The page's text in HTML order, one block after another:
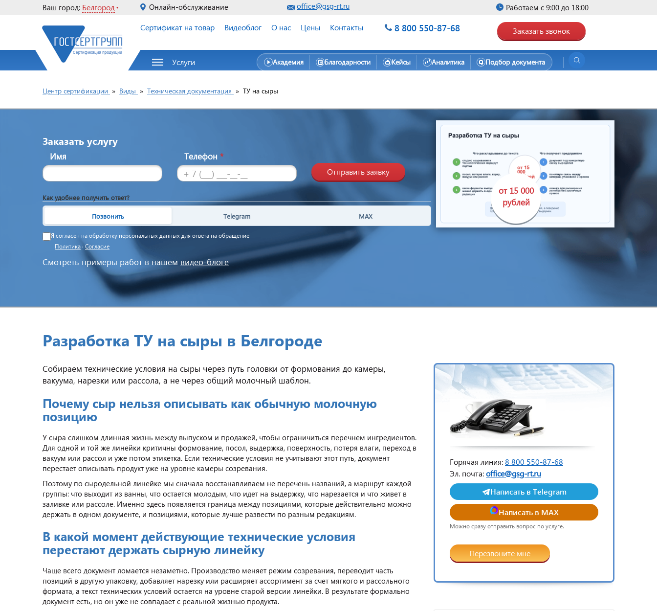
Ваш город: Белгород Онлайн-обслуживание office@gsg-rt.ru Работаем с 9:00 до 18:00
Сертификат на товар Видеоблог О нас Цены Контакты 8 800 550-87-68 Заказать звонок
Услуги Академия Благодарности Кейсы Аналитика Подбор документа
Центр сертификации » Виды » Техническая документация » ТУ на сыры
Заказать услугу
Имя Телефон *
Отправить заявку
Как удобнее получить ответ?
Позвонить Telegram MAX
Я согласен на обработку персональных данных для ответа на обращение
Политика ·Согласие
Смотреть примеры работ в нашем видео-блоге
от 15 000
рублей
Разработка ТУ на сыры в Белгороде
Собираем технические условия на сыры через путь головки от формования до камеры,
вакуума, нарезки или рассола, а не через общий молочный шаблон.
Почему сыр нельзя описывать как обычную молочную
позицию
У сыра слишком длинная жизнь между выпуском и продажей, чтобы ограничиться перечнем ингредиентов.
Для одной и той же линейки критичны формование, посол, выдержка, поверхность, потеря влаги, переход в
вакуум или рассол и уже потом этикетка. Если технические условия не учитывают этот путь, документ
перестает описывать продукт уже на уровне камеры созревания.
Поэтому по сыродельной линейке мы сначала восстанавливаем не перечень названий, а маршрут каждой
группы: что выходит из ванны, что остается молодым, что идет на выдержку, что нарезается и что живет в
заливке или рассоле. Именно здесь появляется граница между позициями, которые действительно можно
держать в одном документе, и позициями, которые лучше развести по разным редакциям.
В какой момент действующие технические условия
перестают держать сырную линейку
Чаще всего документ ломается незаметно. Производство меняет режим созревания, переводит часть
позиций в другую упаковку, добавляет нарезку или расширяет ассортимент за счет мягкого и рассольного
формата, а текст технических условий остается на уровне старой версии линейки. В результате формально
документ есть, но он уже не совпадает с реальной жизнью продукта.
Горячая линия:8 800 550-87-68
Эл. почта:office@gsg-rt.ru
Написать в Telegram
Написать в MAX
Можно сразу отправить вопрос по услуге.
Перезвоните мне